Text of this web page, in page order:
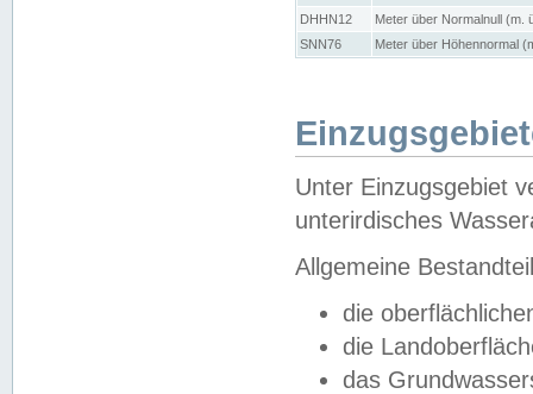
DHHN12
Meter über Normalnull (m.
SNN76
Meter über Höhennormal
Unter Einzugsgebiet
unterirdisches
Allgemeine
die
die
das